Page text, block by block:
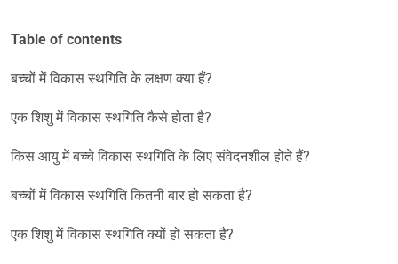
Table of contents
बच्चों में विकास स्थगिति के लक्षण क्या हैं?
एक शिशु में विकास स्थगिति कैसे होता है?
किस आयु में बच्चे विकास स्थगिति के लिए संवेदनशील होते हैं?
बच्चों में विकास स्थगिति कितनी बार हो सकता है?
एक शिशु में विकास स्थगिति क्यों हो सकता है?